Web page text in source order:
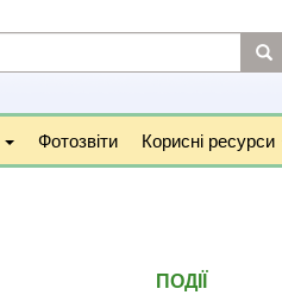
Фотозвіти Корисні ресурси
ПОДІЇ